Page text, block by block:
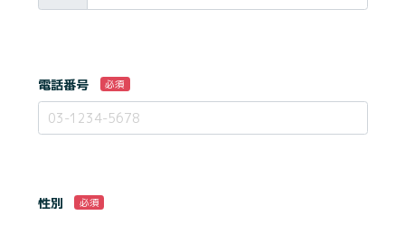
電話番号 必須
性別 必須